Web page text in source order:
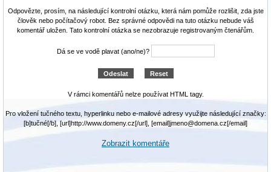
Odpovězte, prosím, na následující kontrolní otázku, která nám pomůže rozlišit, zda jste
člověk nebo počítačový robot. Bez správné odpovědi na tuto otázku nebude váš
komentář uložen. Tato kontrolní otázka se nezobrazuje registrovaným čtenářům.
Dá se ve vodě plavat (ano/ne)?
V rámci komentářů nelze používat HTML tagy.
Pro vložení tučného textu, hyperlinku nebo e-mailové adresy využijte následující značky:
[b]tučné[/b], [url]http://www.domeny.cz[/url], [email]jmeno@domena.cz[/email]
Zobrazit komentáře